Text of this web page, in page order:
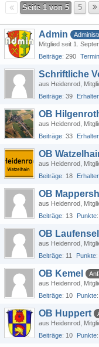
Seite 1 von 5 5
Admin
Mitglied seit 1.
Beiträge 290
Schriftliche
aus Heidenrod
Beiträge 39
OB
aus Heidenrod
Beiträge 33
OB
aus Heidenrod
Beiträge 18
OB
aus Heidenrod
Beiträge 13 Punkte
OB
aus Heidenrod
Beiträge 11 Punkte
OB Kemel
aus Heidenrod
Beiträge 10 Punkte
OB Huppert
aus Heidenrod
Beiträge 10 Punkte